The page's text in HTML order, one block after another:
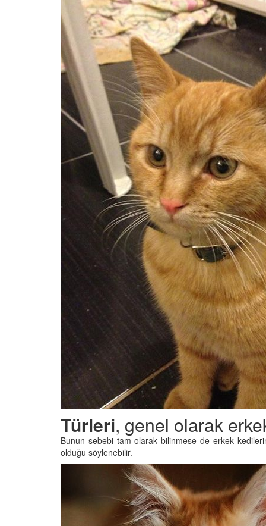
Türleri, genel olarak
Bunun sebebi tam olarak bilinmese de erkek
olduğu söylenebilir.